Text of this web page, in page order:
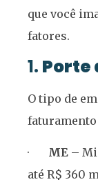
que você
fatores.
1. Porte
O tipo de
· ME –
até R$ 360